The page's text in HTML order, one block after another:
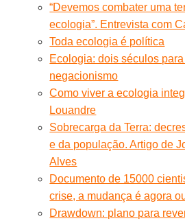
“Devemos combater uma
ecologia”. Entrevista com
Toda ecologia é política
Ecologia: dois séculos
negacionismo
Como viver a ecologia
Louandre
Sobrecarga da Terra:
e da população. Artigo de
Alves
Documento de 15000
crise, a mudança é agora
Drawdown: plano para